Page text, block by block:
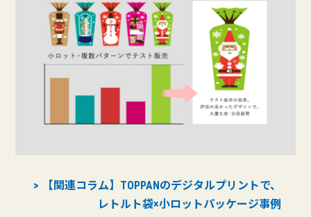
【関連コラム】TOPPANのデジタルプリントで、
レトルト袋×小ロットパッケージ事例